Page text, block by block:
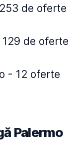
de oferte
de oferte
- 12 oferte
Palermo